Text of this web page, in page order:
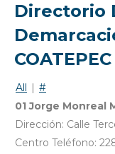
Directorio
COATEPEC
All | #
01 Jorge Monreal
Dirección: Calle
Centro Teléfono: